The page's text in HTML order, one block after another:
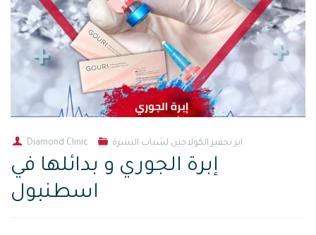
Diamond Clinic ابر تحفيز الكولاجين لشباب البشرة
إبرة الجوري و بدائلها في
اسطنبول